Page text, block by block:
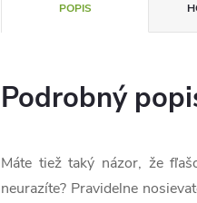
POPIS
Podrobný
Máte tiež taký názor, že
neurazíte? Pravidelne